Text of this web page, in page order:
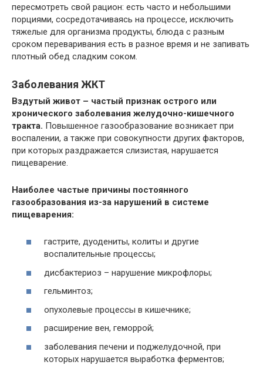
пересмотреть свой рацион: есть часто и небольшими
порциями, сосредотачиваясь на процессе, исключить
тяжелые для организма продукты, блюда с разным
сроком переваривания есть в разное время и не запивать
плотный обед сладким соком.
Заболевания ЖКТ
Вздутый живот – частый признак острого или
хронического заболевания желудочно-кишечного
тракта. Повышенное газообразование возникает при
воспалении, а также при совокупности других факторов,
при которых раздражается слизистая, нарушается
пищеварение.
Наиболее частые причины постоянного
газообразования из-за нарушений в системе
пищеварения:
гастрите, дуодениты, колиты и другие
воспалительные процессы;
дисбактериоз – нарушение микрофлоры;
гельминтоз;
опухолевые процессы в кишечнике;
расширение вен, геморрой;
заболевания печени и поджелудочной, при
которых нарушается выработка ферментов;